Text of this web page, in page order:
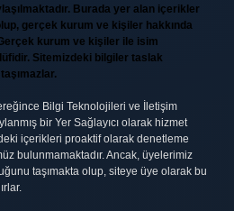
Burada yer alan içerikler
gerçek kurum ve kişiler hakkında
kurum ve kişiler ile isim
Sitemizdeki bilgiler taslak
Bilgi Teknolojileri ve İletişim
bir Yer Sağlayıcı olarak hizmet
içerikleri proaktif olarak denetleme
bulunmamaktadır. Ancak, üyelerimiz
taşımakta olup, siteye üye olarak bu